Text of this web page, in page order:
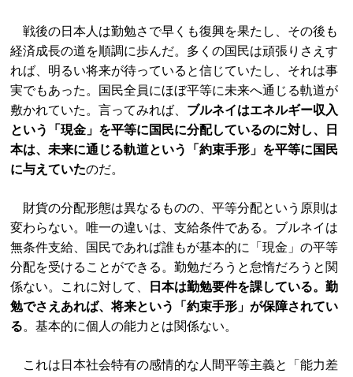
戦後の日本人は勤勉さで早くも復興を果たし、その後も
経済成長の道を順調に歩んだ。多くの国民は頑張りさえす
れば、明るい将来が待っていると信じていたし、それは事
実でもあった。国民全員にほぼ平等に未来へ通じる軌道が
敷かれていた。言ってみれば、 ブルネイはエネルギー収入
という「現金」を平等に国民に分配しているのに対し、日
本は、未来に通じる軌道という「約束手形」を平等に国民
に与えていたのだ。
財貨の分配形態は異なるものの、平等分配という原則は
変わらない。唯一の違いは、支給条件である。ブルネイは
無条件支給、国民であれば誰もが基本的に「現金」の平等
分配を受けることができる。勤勉だろうと怠惰だろうと関
係ない。これに対して、
日本は勤勉要件を課している。勤
勉でさえあれば、将来という「約束手形」が保障されてい
る。基本的に個人の能力とは関係ない。
これは日本社会特有の感情的な人間平等主義と「能力差